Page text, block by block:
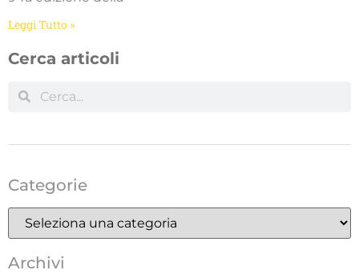
Leggi Tutto »
Cerca articoli
Categorie
Archivi